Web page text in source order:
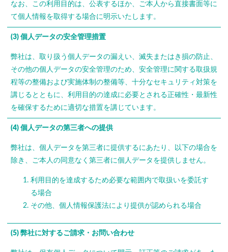
なお、この利用目的は、公表するほか、ご本人から直接書面等に
て個人情報を取得する場合に明示いたします。
(3) 個人データの安全管理措置
弊社は、取り扱う個人データの漏えい、滅失またはき損の防止、
その他の個人データの安全管理のため、安全管理に関する取扱規
程等の整備および実施体制の整備等、十分なセキュリティ対策を
講じるとともに、利用目的の達成に必要とされる正確性・最新性
を確保するために適切な措置を講じています。
(4) 個人データの第三者への提供
弊社は、個人データを第三者に提供するにあたり、以下の場合を
除き、ご本人の同意なく第三者に個人データを提供しません。
利用目的を達成するため必要な範囲内で取扱いを委託す
る場合
その他、個人情報保護法により提供が認められる場合
(5) 弊社に対するご請求・お問い合わせ